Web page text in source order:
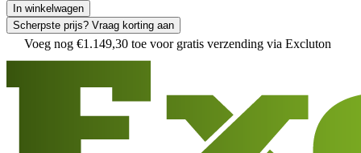
In winkelwagen
Scherpste prijs? Vraag korting aan
Voeg nog €1 .149,30 toe voor gratis verzending via Excluton